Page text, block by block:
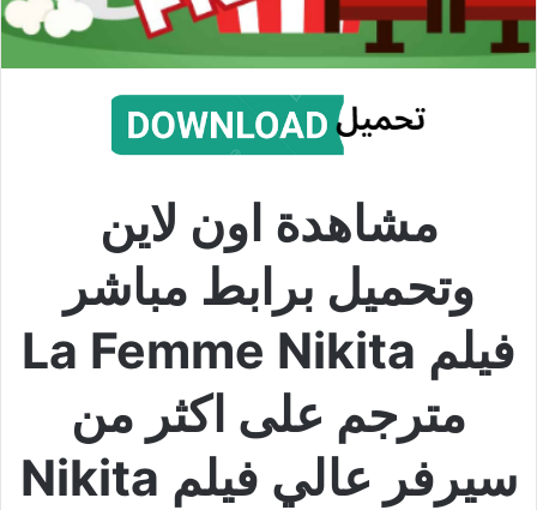
مشاهدة اون لاين
وتحميل برابط مباشر
فيلم La Femme Nikita
مترجم على اكثر من
سيرفر عالي فيلم Nikita